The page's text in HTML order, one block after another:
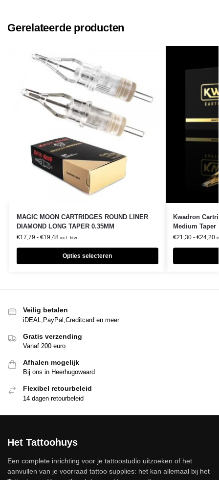
Gerelateerde producten
MAGIC MOON CARTRIDGES ROUND LINER
DIAMOND LONG TAPER 0.35MM
€17,79 - €19,48 incl. btw
Opties selecteren
Kwadron
Medium Taper
€21,30 - €24,20
Veilig betalen
iDEAL,PayPal,Creditcard en meer
Gratis verzending
Vanaf 200 euro
Afhalen mogelijk
Bij ons in Heerhugowaard
Flexibel retourbeleid
14 dagen retourbeleid
Het Tattoohuys
Een complete inrichting voor je tattoostudio uitzoeken of het
aanvullen van je voorraad tattoo supplies: het kan allemaal bij het